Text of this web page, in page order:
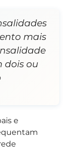
mais
dois ou
e